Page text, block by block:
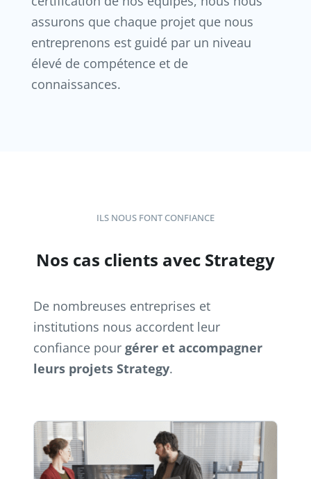
assurons que chaque projet que nous
entreprenons est guidé par un niveau
élevé de compétence et de
connaissances.
ILS NOUS FONT CONFIANCE
Nos cas clients avec Strategy
De nombreuses entreprises et
institutions nous accordent leur
confiance pour gérer et accompagner
leurs projets Strategy.